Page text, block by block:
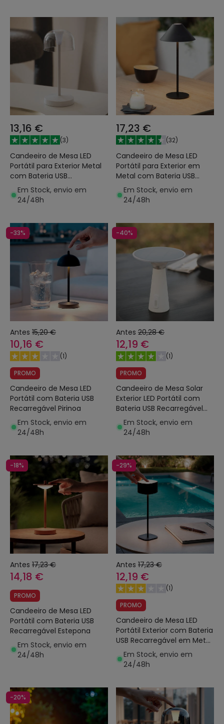
13,16 €
(3)
Candeeiro de Mesa LED
Portátil para Exterior Metal
com Bateria USB
Recarregável Lendora
Em Stock, envio em
24/48h
17,23 €
(32)
Candeeiro de Mesa LED
Portátil para Exterior em
Metal com Bateria USB
Recarregável Kivuli
Em Stock, envio em
24/48h
-33%
Antes 15,20 €
10,16 €
(1)
PROMO
Candeeiro de Mesa LED
Portátil com Bateria USB
Recarregável Pirinoa
Em Stock, envio em
24/48h
-40%
Antes 20,28 €
12,19 €
(1)
PROMO
Candeeiro de Mesa Solar
Exterior LED Portátil com
Bateria USB Recarregável
Soucha
Em Stock, envio em
24/48h
-18%
Antes 17,23 €
14,18 €
PROMO
Candeeiro de Mesa LED
Portátil com Bateria USB
Recarregável Estepona
Em Stock, envio em
24/48h
-29%
Antes 17,23 €
12,19 €
(1)
PROMO
Candeeiro de Mesa LED
Portátil Exterior com Bateria
USB Recarregável em Metal
Mounka Square
Em Stock, envio em
24/48h
-20%